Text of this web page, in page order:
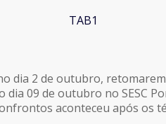
dia 2 de outubro,
09 de outubro no SESC
aconteceu após os